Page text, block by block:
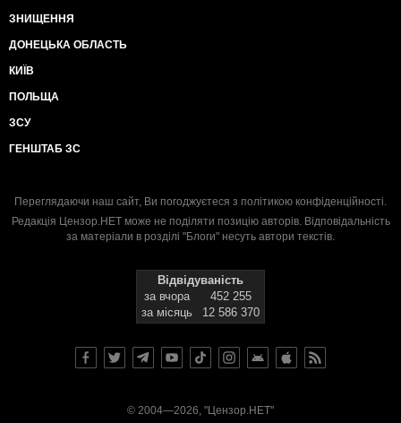
ЗНИЩЕННЯ
ДОНЕЦЬКА ОБЛАСТЬ
КИЇВ
ПОЛЬЩА
ЗСУ
ГЕНШТАБ ЗС
Переглядаючи наш сайт, Ви погоджуєтеся з політикою конфіденційності.
Редакція Цензор.НЕТ може не поділяти позицію авторів. Відповідальність
за матеріали в розділі "Блоги" несуть автори текстів.
Відвідуваність
за вчора
452 255
за місяць
12 586 370
© 2004—2026, "Цензор.НЕТ"